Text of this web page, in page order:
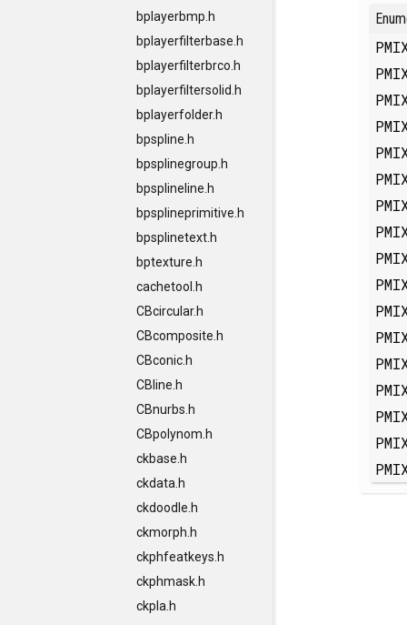
bplayerbmp.h
bplayerfilterbase.h
bplayerfilterbrco.h
bplayerfiltersolid.h
bplayerfolder.h
bpspline.h
bpsplinegroup.h
bpsplineline.h
bpsplineprimitive.h
bpsplinetext.h
bptexture.h
cachetool.h
CBcircular.h
CBcomposite.h
CBconic.h
CBline.h
CBnurbs.h
CBpolynom.h
ckbase.h
ckdata.h
ckdoodle.h
ckmorph.h
ckphfeatkeys.h
ckphmask.h
ckpla.h